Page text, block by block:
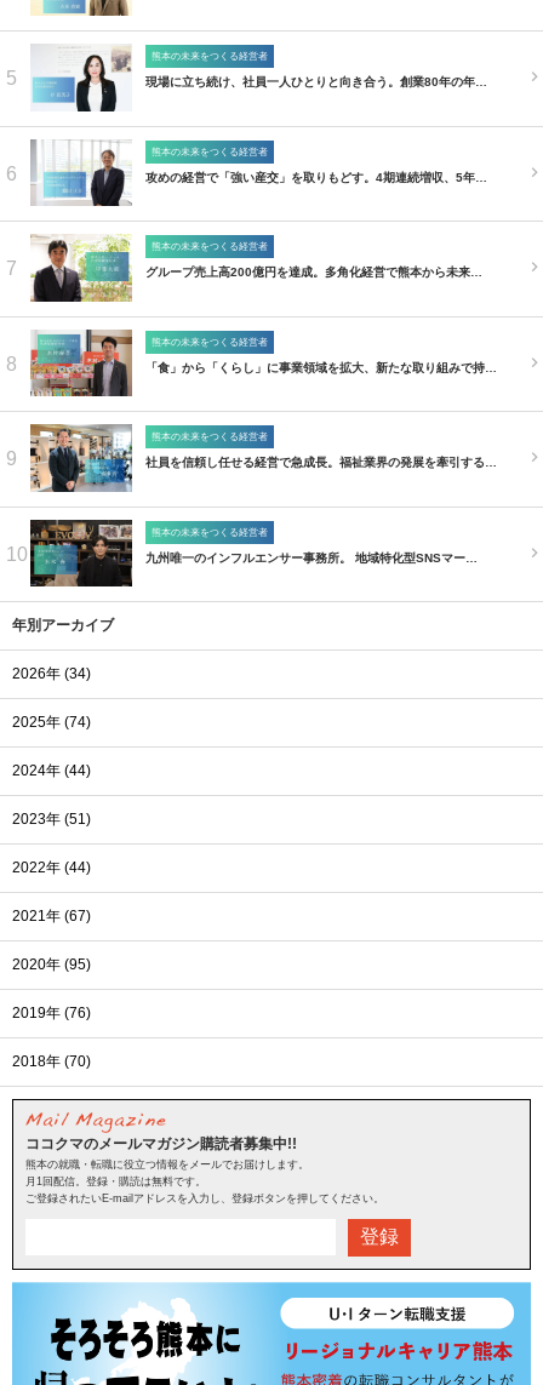
5
熊本の未来をつくる経営者
現場に立ち続け、社員一人ひとりと向き合う。創業80年の年…
6
熊本の未来をつくる経営者
攻めの経営で「強い産交」を取りもどす。4期連続増収、5年…
7
熊本の未来をつくる経営者
グループ売上高200億円を達成。多角化経営で熊本から未来…
8
熊本の未来をつくる経営者
「食」から「くらし」に事業領域を拡大、新たな取り組みで持…
9
熊本の未来をつくる経営者
社員を信頼し任せる経営で急成長。福祉業界の発展を牽引する…
10
熊本の未来をつくる経営者
九州唯一のインフルエンサー事務所。 地域特化型SNSマー…
年別アーカイブ
2026年 (34)
2025年 (74)
2024年 (44)
2023年 (51)
2022年 (44)
2021年 (67)
2020年 (95)
2019年 (76)
2018年 (70)
ココクマのメールマガジン購読者募集中!!
熊本の就職・転職に役立つ情報をメールでお届けします。
月1回配信。登録・購読は無料です。
ご登録されたいE-mailアドレスを入力し、登録ボタンを押してください。
登録